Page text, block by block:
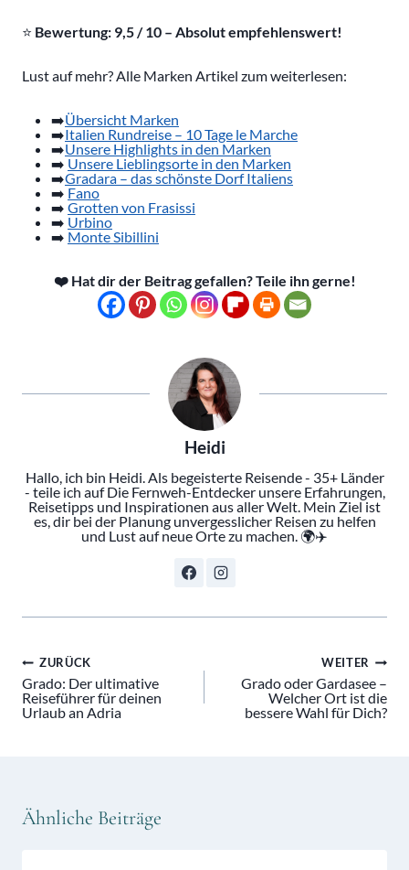
⭐ Bewertung: 9,5 / 10 – Absolut empfehlenswert!
Lust auf mehr? Alle Marken Artikel zum weiterlesen:
➡️Übersicht Marken
➡️Italien Rundreise – 10 Tage le Marche
➡️Unsere Highlights in den Marken
➡️ Unsere Lieblingsorte in den Marken
➡️Gradara – das schönste Dorf Italiens
➡️ Fano
➡️ Grotten von Frasissi
➡️ Urbino
➡️ Monte Sibillini
❤️ Hat dir der Beitrag gefallen? Teile ihn gerne!
Heidi
Hallo, ich bin Heidi. Als begeisterte Reisende - 35+ Länder
- teile ich auf Die Fernweh-Entdecker unsere Erfahrungen,
Reisetipps und Inspirationen aus aller Welt. Mein Ziel ist
es, dir bei der Planung unvergesslicher Reisen zu helfen
und Lust auf neue Orte zu machen. 🌍✈️
Beitragsnavigation
ZURÜCK
Grado: Der ultimative
Reiseführer für deinen
Urlaub an Adria
WEITER
Grado oder Gardasee –
Welcher Ort ist die
bessere Wahl für Dich?
Ähnliche Beiträge